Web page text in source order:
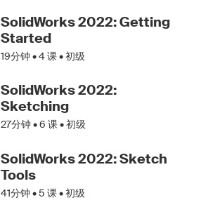
SolidWorks 2022: Getting
Started
19分钟 •4课 • 初级
SolidWorks 2022:
Sketching
27分钟 •6 课 • 初级
SolidWorks 2022: Sketch
Tools
41分钟 •5 课 • 初级